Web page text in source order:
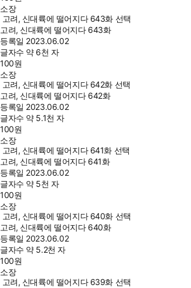
소장
고려, 신대륙에 떨어지다 643화 선택
고려, 신대륙에 떨어지다 643화
등록일 2023.06.02
글자수 약 6천 자
100원
소장
고려, 신대륙에 떨어지다 642화 선택
고려, 신대륙에 떨어지다 642화
등록일 2023.06.02
글자수 약 5.1천 자
100원
소장
고려, 신대륙에 떨어지다 641화 선택
고려, 신대륙에 떨어지다 641화
등록일 2023.06.02
글자수 약 5천 자
100원
소장
고려, 신대륙에 떨어지다 640화 선택
고려, 신대륙에 떨어지다 640화
등록일 2023.06.02
글자수 약 5.2천 자
100원
소장
고려, 신대륙에 떨어지다 639화 선택